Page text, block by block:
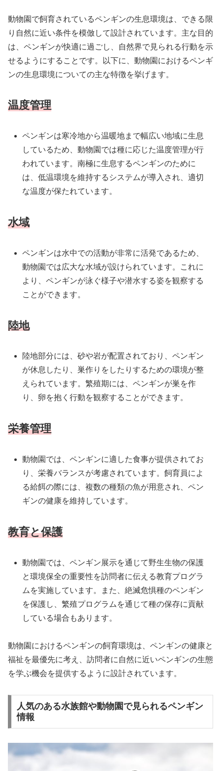
動物園で飼育されているペンギンの生息環境は、できる限
り自然に近い条件を模倣して設計されています。主な目的
は、ペンギンが快適に過ごし、自然界で見られる行動を示
せるようにすることです。以下に、動物園におけるペンギ
ンの生息環境についての主な特徴を挙げます。
温度管理
ペンギンは寒冷地から温暖地まで幅広い地域に生息
しているため、動物園では種に応じた温度管理が行
われています。南極に生息するペンギンのために
は、低温環境を維持するシステムが導入され、適切
な温度が保たれています。
水域
ペンギンは水中での活動が非常に活発であるため、
動物園では広大な水域が設けられています。これに
より、ペンギンが泳ぐ様子や潜水する姿を観察する
ことができます。
陸地
陸地部分には、砂や岩が配置されており、ペンギン
が休息したり、巣作りをしたりするための環境が整
えられています。繁殖期には、ペンギンが巣を作
り、卵を抱く行動を観察することができます。
栄養管理
動物園では、ペンギンに適した食事が提供されてお
り、栄養バランスが考慮されています。飼育員によ
る給餌の際には、複数の種類の魚が用意され、ペン
ギンの健康を維持しています。
教育と保護
動物園では、ペンギン展示を通じて野生生物の保護
と環境保全の重要性を訪問者に伝える教育プログラ
ムを実施しています。また、絶滅危惧種のペンギン
を保護し、繁殖プログラムを通じて種の保存に貢献
している場合もあります。
動物園におけるペンギンの飼育環境は、ペンギンの健康と
福祉を最優先に考え、訪問者に自然に近いペンギンの生態
を学ぶ機会を提供するように設計されています。
人気のある水族館や動物園で見られるペンギン
情報